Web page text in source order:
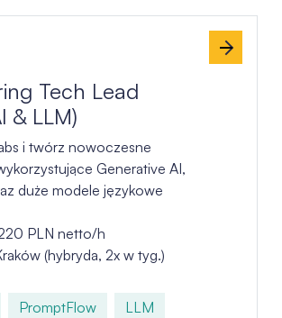
Tech Lead
& LLM)
i twórz nowoczesne
Generative AI,
duże modele językowe
PLN netto/h
(hybryda, 2x w tyg.)
PromptFlow
LLM